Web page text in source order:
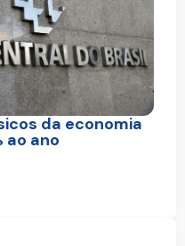
da economia
ao ano